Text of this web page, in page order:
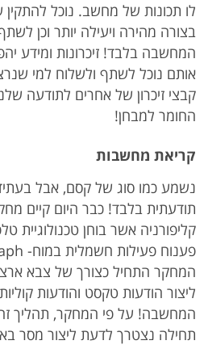
לו תכונות של מחשב. נוכל
בצורה מהירה ויעילה יותר וכן
המחשבה בלבד! זיכרונות ומידע
אותם נוכל לשתף ולשלוח למי
החומר למבחן!
קריאת מחשבות
נשמע כמו סוג של קסם, אבל
תודעתית בלבד! כבר היום קיים
קליפורניה אשר בוחן
המחקר התחיל כצורך של צבא
ליצור הודעות טקסט והודעות
המחשבה! על פי המחקר, תהליך זה
תחילה נצטרך לדעת ליצור מסר